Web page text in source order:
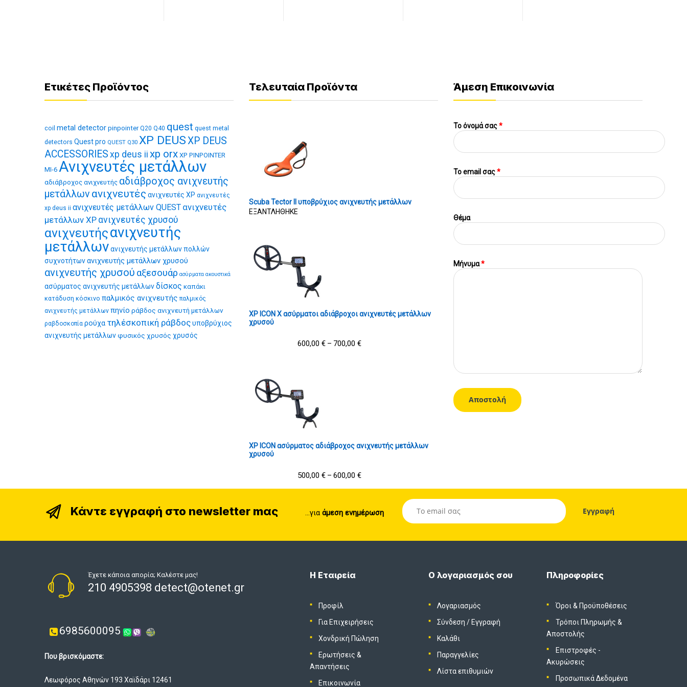
Ετικέτες Προϊόντος
coil metal detector pinpointer Q20 Q40 quest quest metal
detectors Quest pro QUEST Q30 XP DEUSXP DEUS
ACCESSORIES xp deus ii xp orx XP PINPOINTER
MI-6 Ανιχνευτές μετάλλων
αδιάβροχος ανιχνευτής αδιάβροχος ανιχνευτής
μετάλλων ανιχνευτές ανιχνευτές XP ανιχνευτές
xp deus ii ανιχνευτές μετάλλων QUEST ανιχνευτές
μετάλλων XP ανιχνευτές χρυσού
ανιχνευτήςανιχνευτής
μετάλλωνανιχνευτής μετάλλων πολλών
συχνοτήτωνανιχνευτής μετάλλων χρυσού
ανιχνευτής χρυσού αξεσουάρ ασύρματα ακουστικά
ασύρματος ανιχνευτής μετάλλωνδίσκος καπάκι
κατάδυση κόσκινο παλμικός ανιχνευτής παλμικός
ανιχνευτής μετάλλων πηνίο ράβδος ανιχνευτή μετάλλων
ραβδοσκοπία ρούχα τηλέσκοπική ράβδοςυποβρύχιος
ανιχνευτής μετάλλωνφυσικός χρυσός χρυσός
Τελευταία Προϊόντα
Scuba Tector II υποβρύχιος ανιχνευτής μετάλλων
ΕΞΑΝΤΛΗΘΗΚΕ
XP ICON X ασύρματοι αδιάβροχοι ανιχνευτές μετάλλων
χρυσού
600,00 € – 700,00 €
XP ICON ασύρματος αδιάβροχος ανιχνευτής μετάλλων
χρυσού
500,00 € – 600,00 €
Άμεση Επικοινωνία
Το όνομά σας*
To email σας*
Θέμα
Μήνυμα*
Κάντε εγγραφή στο newsletter mας ...για άμεση ενημέρωση
Η Εταιρεία
Προφίλ
Για Επιχειρήσεις
Χονδρική Πώληση
Ερωτήσεις &
Απαντήσεις
Επικοινωνία
Ο λογαριασμός σου
Λογαριασμός
Σύνδεση / Εγγραφή
Καλάθι
Παραγγελίες
Λίστα επιθυμιών
Πληροφορίες
Όροι & Προϋποθέσεις
Τρόποι Πληρωμής &
Αποστολής
Επιστροφές -
Ακυρώσεις
Προσωπικά Δεδομένα
Έχετε κάποια απορία; Καλέστε μας!
210 4905398 detect@otenet.gr
6985600095
Που βρισκόμαστε:
Λεωφόρος Αθηνών 193 Χαϊδάρι 12461